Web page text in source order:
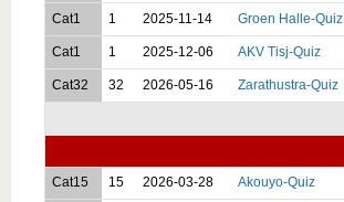
Cat1 1 2025-11-14 Groen Halle-Quiz
Cat1 1 2025-12-06 AKV Tisj-Quiz
Cat32 32 2026-05-16 Zarathustra-Quiz
Cat15 15 2026-03-28 Akouyo-Quiz